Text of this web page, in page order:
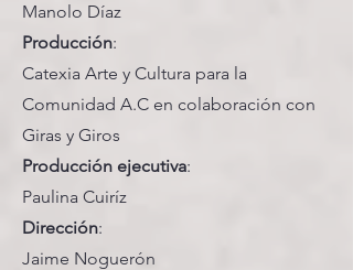
Manolo Díaz
Producción:
Catexia Arte y Cultura para la
Comunidad A.C en colaboración con
Giras y Giros
Producción ejecutiva:
Paulina Cuiríz
Dirección:
Jaime Noguerón